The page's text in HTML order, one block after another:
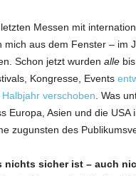
Messen mit
mich aus dem Fenster – im
Schon jetzt wurden alle
Kongresse, Events
verschoben . Was
Europa, Asien und die USA
zugunsten des
nichts sicher ist – auch